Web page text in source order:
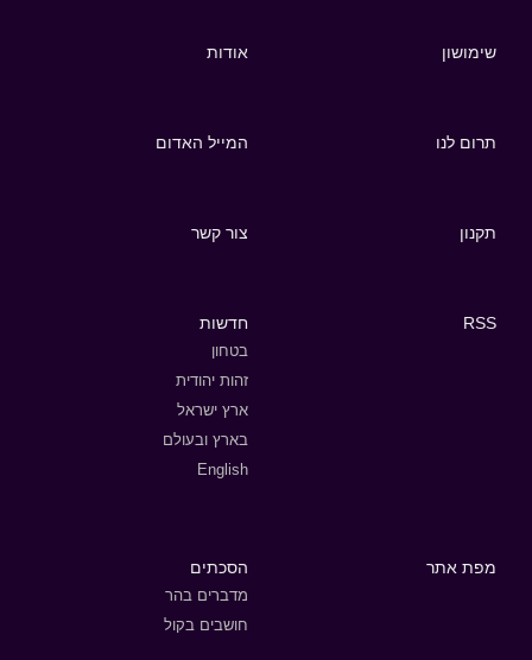
שימושון אודות
תרום לנו המייל האדום
תקנון צור קשר
RSS חדשות
בטחון
זהות יהודית
ארץ ישראל
בארץ ובעולם
English
מפת אתר הסכתים
מדברים בהר
חושבים בקול